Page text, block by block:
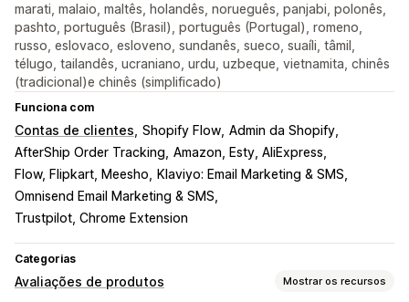
marati, malaio, maltês, holandês, norueguês, panjabi, polonês,
pashto, português (Brasil), português (Portugal), romeno,
russo, eslovaco, esloveno, sundanês, sueco, suaíli, tâmil,
télugo, tailandês, ucraniano, urdu, uzbeque, vietnamita, chinês
(tradicional)e chinês (simplificado)
Funciona com
Contas de clientes Shopify Flow Admin da Shopify
AfterShip Order Tracking Amazon, Esty, AliExpress
Flow, Flipkart, Meesho
Klaviyo: Email Marketing & SMS
Omnisend Email Marketing & SMS
Trustpilot, Chrome Extension
Categorias
Avaliações de produtos Mostrar os recursos